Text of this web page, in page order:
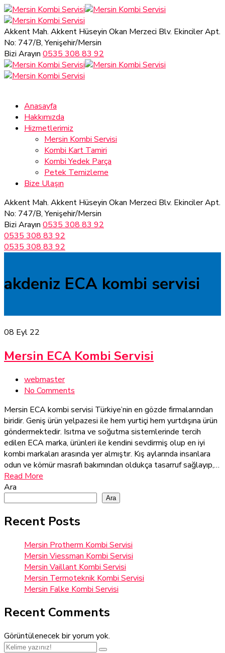
Akkent Mah. Akkent Hüseyin Okan Merzeci Blv. Ekinciler Apt.
No: 747/B, Yenişehir/Mersin
Bizi Arayın 0535 308 83 92
Anasayfa
Hakkımızda
Hizmetlerimiz
Mersin Kombi Servisi
Kombi Kart Tamiri
Kombi Yedek Parça
Petek Temizleme
Bize Ulaşın
Akkent Mah. Akkent Hüseyin Okan Merzeci Blv. Ekinciler Apt.
No: 747/B, Yenişehir/Mersin
Bizi Arayın 0535 308 83 92
0535 308 83 92
0535 308 83 92
akdeniz ECA kombi servisi
08 Eyl 22
Mersin ECA Kombi Servisi
webmaster
No Comments
Mersin ECA kombi servisi Türkiye’nin en gözde firmalarından
biridir. Geniş ürün yelpazesi ile hem yurtiçi hem yurtdışına ürün
göndermektedir. Isıtma ve soğutma sistemlerinde tercih
edilen ECA marka, ürünleri ile kendini sevdirmiş olup en iyi
kombi markaları arasında yer almıştır. Kış aylarında insanlara
odun ve kömür masrafı bakımından oldukça tasarruf sağlayıp,…
Read More
Ara
Ara
Recent Posts
Mersin Protherm Kombi Servisi
Mersin Viessman Kombi Servisi
Mersin Vaillant Kombi Servisi
Mersin Termoteknik Kombi Servisi
Mersin Falke Kombi Servisi
Recent Comments
Görüntülenecek bir yorum yok.